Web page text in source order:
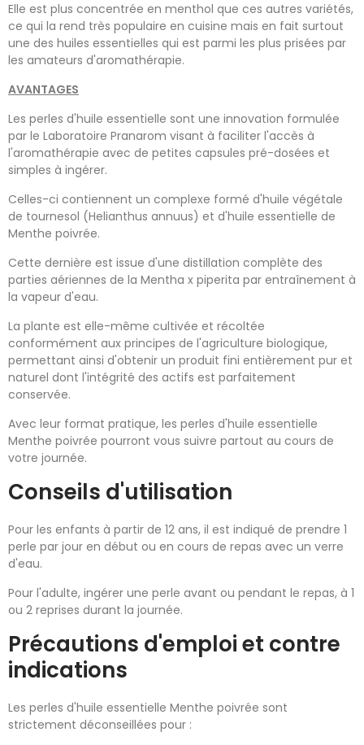
Elle est plus concentrée en menthol que ces autres variétés,
ce qui la rend très populaire en cuisine mais en fait surtout
une des huiles essentielles qui est parmi les plus prisées par
les amateurs d'aromathérapie.
AVANTAGES
Les perles d'huile essentielle sont une innovation formulée
par le Laboratoire Pranarom visant à faciliter l'accès à
l'aromathérapie avec de petites capsules pré-dosées et
simples à ingérer.
Celles-ci contiennent un complexe formé d'huile végétale
de tournesol (Helianthus annuus) et d'huile essentielle de
Menthe poivrée.
Cette dernière est issue d'une distillation complète des
parties aériennes de la Mentha x piperita par entraînement à
la vapeur d'eau.
La plante est elle-même cultivée et récoltée
conformément aux principes de l'agriculture biologique,
permettant ainsi d'obtenir un produit fini entièrement pur et
naturel dont l'intégrité des actifs est parfaitement
conservée.
Avec leur format pratique, les perles d'huile essentielle
Menthe poivrée pourront vous suivre partout au cours de
votre journée.
Conseils d'utilisation
Pour les enfants à partir de 12 ans, il est indiqué de prendre 1
perle par jour en début ou en cours de repas avec un verre
d'eau.
Pour l'adulte, ingérer une perle avant ou pendant le repas, à 1
ou 2 reprises durant la journée.
Précautions d'emploi et contre
indications
Les perles d'huile essentielle Menthe poivrée sont
strictement déconseillées pour :